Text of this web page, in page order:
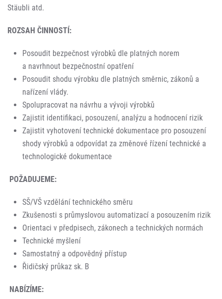
Stäubli atd.
ROZSAH ČINNOSTÍ:
Posoudit bezpečnost výrobků dle platných norem
a navrhnout bezpečnostní opatření
Posoudit shodu výrobku dle platných směrnic, zákonů a
nařízení vlády.
Spolupracovat na návrhu a vývoji výrobků
Zajistit identifikaci, posouzení, analýzu a hodnocení rizik
Zajistit vyhotovení technické dokumentace pro posouzení
shody výrobků a odpovídat za změnové řízení technické a
technologické dokumentace
POŽADUJEME:
SŠ/VŠ vzdělání technického směru
Zkušenosti s průmyslovou automatizací a posouzením rizik
Orientaci v předpisech, zákonech a technických normách
Technické myšlení
Samostatný a odpovědný přístup
Řidičský průkaz sk. B
NABÍZÍME: